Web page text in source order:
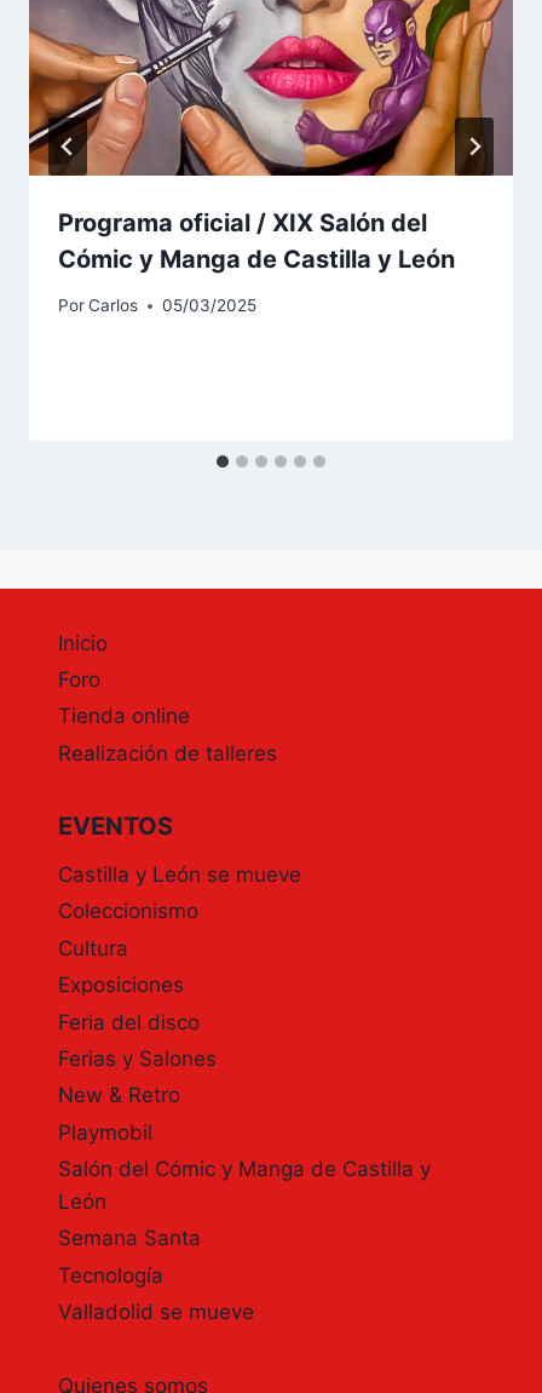
Programa oficial / XIX Salón del
Cómic y Manga de Castilla y León
PorCarlos 05/03/2025
Inicio
Foro
Tienda online
Realización de talleres
EVENTOS
Castilla y León se mueve
Coleccionismo
Cultura
Exposiciones
Feria del disco
Ferias y Salones
New & Retro
Playmobil
Salón del Cómic y Manga de Castilla y
León
Semana Santa
Tecnología
Valladolid se mueve
Quienes somos